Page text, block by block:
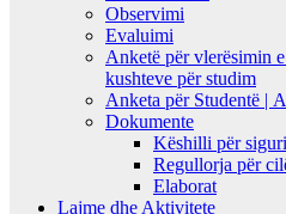
Observimi
Evaluimi
Anketë për vlerësimin
kushteve për studim
Anketa për Studentë |
Dokumente
Këshilli për
Regullorja për
Elaborat
Lajme dhe Aktivitete